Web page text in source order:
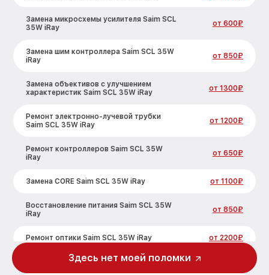
Замена микросхемы усилителя Saim SCL
35W iRay
от 600₽
Замена шим контроллера Saim SCL 35W
iRay
от 850₽
Замена объективов с улучшением
характеристик Saim SCL 35W iRay
от 1300₽
Ремонт электронно-лучевой трубки
Saim SCL 35W iRay
от 1200₽
Ремонт контроллеров Saim SCL 35W
iRay
от 650₽
Замена CORE Saim SCL 35W iRay от 1100₽
Восстановление питания Saim SCL 35W
iRay
от 850₽
Ремонт оптики Saim SCL 35W iRay от 2200₽
Ремонт датчика синхроимпульсов Saim
Здесь нет моей поломки